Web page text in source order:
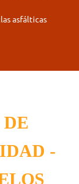
asfálticas
-